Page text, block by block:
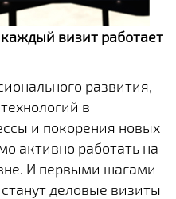
визит работает
развития,
в
и покорения новых
активно работать на
И первыми шагами
деловые визиты